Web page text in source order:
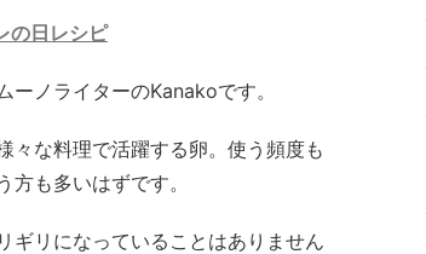
の日レシピ
ノライターのKanakoです。
々な料理で活躍する卵。使う頻度も
も多いはずです。
ギリになっていることはありません